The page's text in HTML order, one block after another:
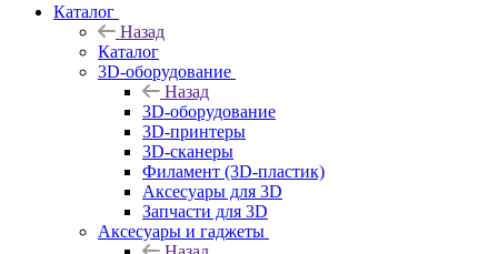
Каталог
Назад
Каталог
3D-оборудование
Назад
3D-оборудование
3D-принтеры
3D-сканеры
Филамент (3D-пластик)
Аксесуары для 3D
Запчасти для 3D
Аксесуары и гаджеты